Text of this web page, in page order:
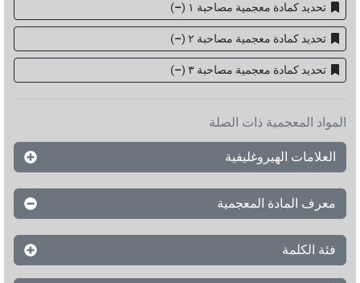
تحديد كمادة معجمية مصاحبة ١ –
)
تحديد كمادة معجمية مصاحبة ٢ –
)
تحديد كمادة معجمية مصاحبة ۳ –
)
المواد المعجمية ذات الصلة
العلامات الهيروغليفية
معرف المادة المعجمية
فئة الكلمة